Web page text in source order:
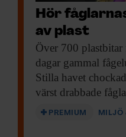
Hör
av plast
Över 700 plastbitar
dagar gammal
Stilla havet
värst drabbade
PREMIUM MILJÖ